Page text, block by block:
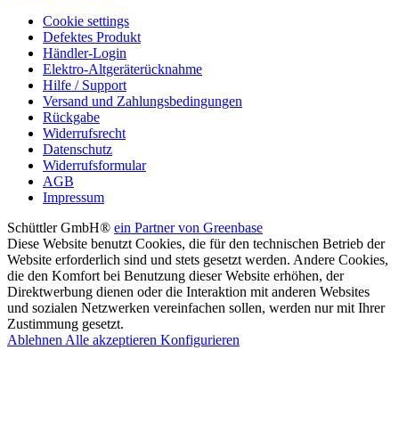
Cookie settings
Defektes Produkt
Händler-Login
Elektro-Altgeräterücknahme
Hilfe / Support
Versand und Zahlungsbedingungen
Rückgabe
Widerrufsrecht
Datenschutz
Widerrufsformular
AGB
Impressum
Schüttler GmbH® ein Partner von Greenbase
Diese Website benutzt Cookies, die für den technischen Betrieb der
Website erforderlich sind und stets gesetzt werden. Andere Cookies,
die den Komfort bei Benutzung dieser Website erhöhen, der
Direktwerbung dienen oder die Interaktion mit anderen Websites
und sozialen Netzwerken vereinfachen sollen, werden nur mit Ihrer
Zustimmung gesetzt.
Ablehnen Alle akzeptieren Konfigurieren